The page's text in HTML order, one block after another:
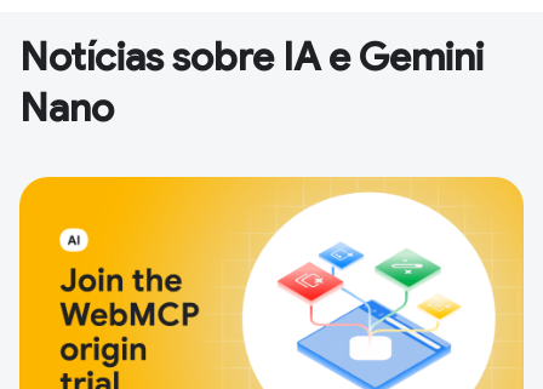
Notícias sobre IA e Gemini
Nano